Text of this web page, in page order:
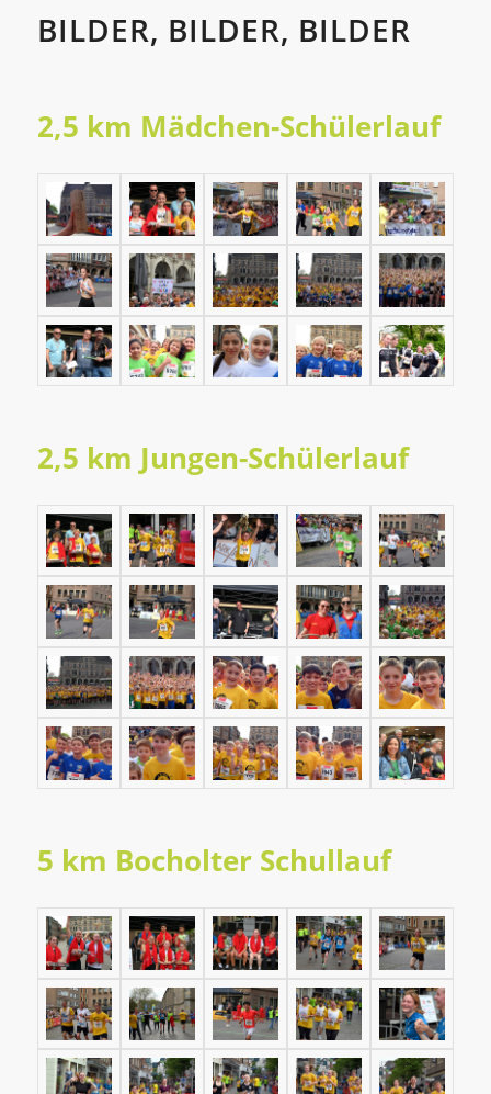
BILDER, BILDER, BILDER
2,5 km Mädchen-Schülerlauf
2,5 km Jungen-Schülerlauf
5 km Bocholter Schullauf